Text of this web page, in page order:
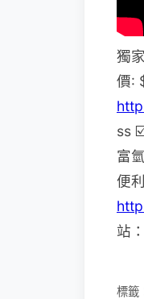
獨
價:
ss
富
便
站：
標籤